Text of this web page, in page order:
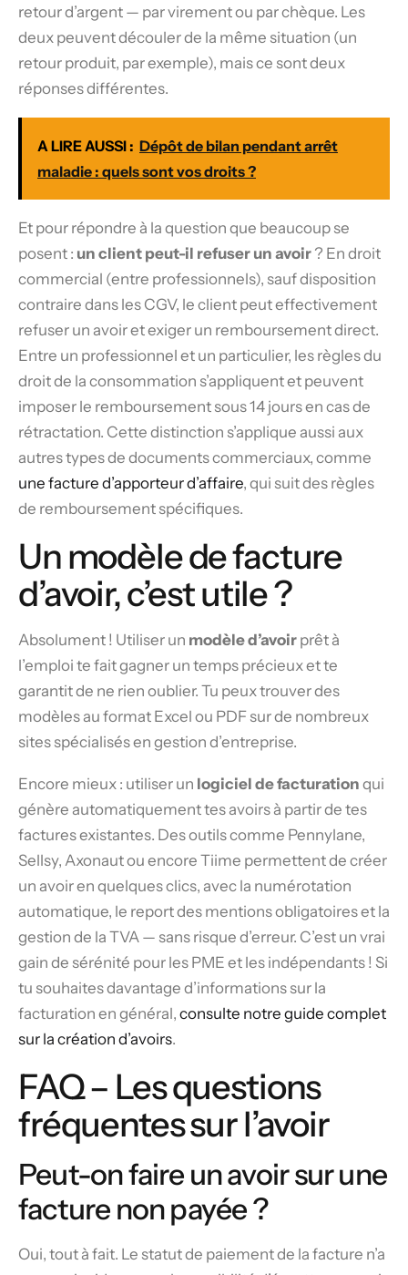
retour d’argent — par virement ou par chèque. Les
deux peuvent découler de la même situation (un
retour produit, par exemple), mais ce sont deux
réponses différentes.
A LIRE AUSSI : Dépôt de bilan pendant arrêt
maladie : quels sont vos droits ?
Et pour répondre à la question que beaucoup se
posent : un client peut-il refuser un avoir ? En droit
commercial (entre professionnels), sauf disposition
contraire dans les CGV, le client peut effectivement
refuser un avoir et exiger un remboursement direct.
Entre un professionnel et un particulier, les règles du
droit de la consommation s’appliquent et peuvent
imposer le remboursement sous 14 jours en cas de
rétractation. Cette distinction s’applique aussi aux
autres types de documents commerciaux, comme
une facture d’apporteur d’affaire, qui suit des règles
de remboursement spécifiques.
Un modèle de facture
d’avoir, c’est utile ?
Absolument ! Utiliser un modèle d’avoir prêt à
l’emploi te fait gagner un temps précieux et te
garantit de ne rien oublier. Tu peux trouver des
modèles au format Excel ou PDF sur de nombreux
sites spécialisés en gestion d’entreprise.
Encore mieux : utiliser un logiciel de facturation qui
génère automatiquement tes avoirs à partir de tes
factures existantes. Des outils comme Pennylane,
Sellsy, Axonaut ou encore Tiime permettent de créer
un avoir en quelques clics, avec la numérotation
automatique, le report des mentions obligatoires et la
gestion de la TVA — sans risque d’erreur. C’est un vrai
gain de sérénité pour les PME et les indépendants ! Si
tu souhaites davantage d’informations sur la
facturation en général, consulte notre guide complet
sur la création d’avoirs.
FAQ – Les questions
fréquentes sur l’avoir
Peut-on faire un avoir sur une
facture non payée ?
Oui, tout à fait. Le statut de paiement de la facture n’a